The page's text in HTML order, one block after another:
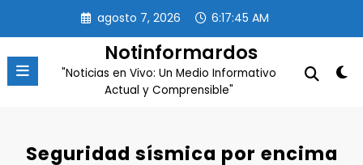
contenido
agosto 7, 2026 6:17:45 AM
Notinformardos
"Noticias en Vivo: Un Medio Informativo
Actual y Comprensible"
Seguridad sísmica por encima